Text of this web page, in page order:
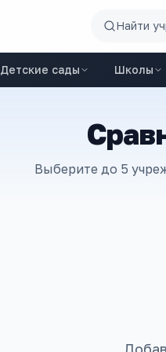
Найти
Детские сады Школы
Выберите до 5